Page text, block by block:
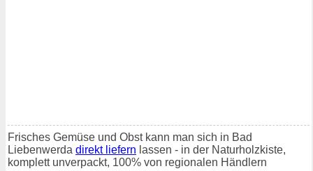
Frisches Gemüse und Obst kann man sich in Bad
Liebenwerda direkt liefern lassen - in der Naturholzkiste,
komplett unverpackt, 100% von regionalen Händlern